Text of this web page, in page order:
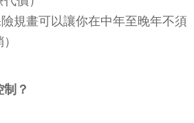
規畫可以讓你在中年至晚年不須
？